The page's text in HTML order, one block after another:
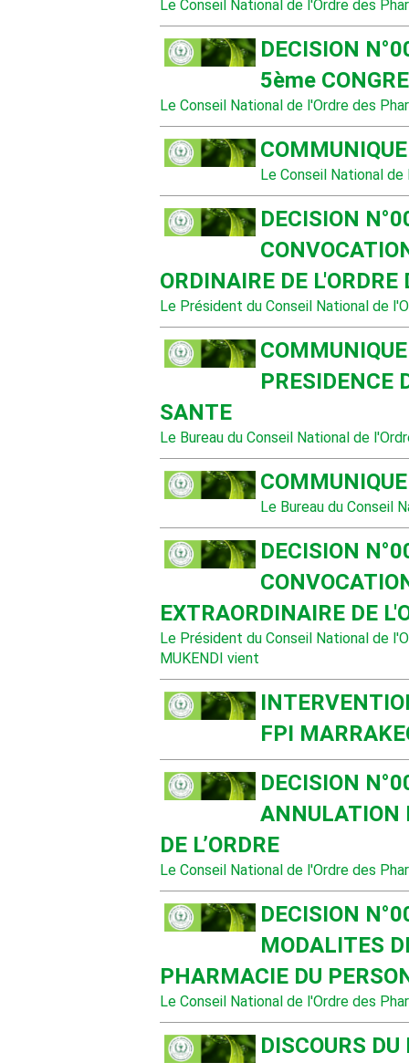
Le Conseil National de l'Ordre des
DECISION
5ème
Le Conseil National de l'Ordre des
Le Conseil National
DECISION
ORDINAIRE DE
Le Président du Conseil National de
PRESIDENCE
SANTE
Le Bureau du Conseil National de
Le Bureau du Conseil
DECISION
EXTRAORDINAIRE DE
Le Président du Conseil National de
MUKENDI vient
FPI
DECISION
ANNULATION
DE L’ORDRE
Le Conseil National de l'Ordre des
DECISION
MODALITES
PHARMACIE DU
Le Conseil National de l'Ordre des
DISCOURS